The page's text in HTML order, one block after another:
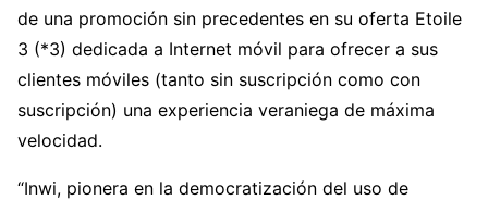
de una promoción sin precedentes en su oferta Etoile
3 (*3) dedicada a Internet móvil para ofrecer a sus
clientes móviles (tanto sin suscripción como con
suscripción) una experiencia veraniega de máxima
velocidad.
“Inwi, pionera en la democratización del uso de